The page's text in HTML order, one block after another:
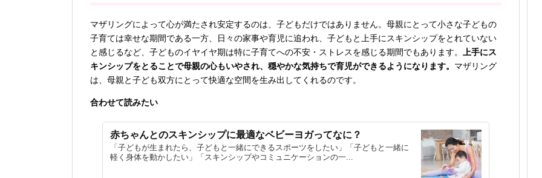
マザリングによって心が満たされ安定するのは、子どもだけではありません。母親にとって小さな子どもの
子育ては幸せな期間である一方、日々の家事や育児に追われ、子どもと上手にスキンシップをとれていない
と感じるなど、子どものイヤイヤ期は特に子育てへの不安・ストレスを感じる期間でもあります。
上手にス
キンシップをとることで母親の心もいやされ、穏やかな気持ちで育児ができるようになります。 マザリング
は、母親と子ども双方にとって快適な空間を生み出してくれるのです。
合わせて読みたい
赤ちゃんとのスキンシップに最適なベビーヨガってなに？
「子どもが生まれたら、子どもと一緒にできるスポーツをしたい」「子どもと一緒に
軽く身体を動かしたい」「スキンシップやコミュニケーションの一...